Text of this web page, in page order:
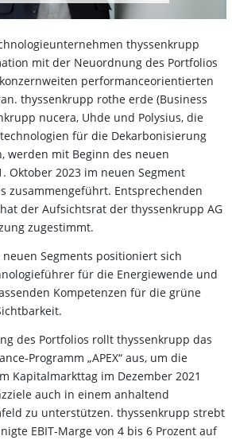
thyssenkrupp
mit der Neuordnung des Portfolios
performanceorientierten
thyssenkrupp rothe erde (Business
nucera, Uhde und Polysius, die
für die Dekarbonisierung
werden mit Beginn des neuen
Oktober 2023 im neuen Segment
zusammengeführt. Entsprechenden
der Aufsichtsrat der thyssenkrupp AG
zugestimmt.
Segments positioniert sich
für die Energiewende und
Kompetenzen für die grüne
des Portfolios rollt thyssenkrupp das
Programm „APEX“ aus, um die
Kapitalmarkttag im Dezember 2021
auch in einem anhaltend
zu unterstützen. thyssenkrupp strebt
EBIT-Marge von 4 bis 6 Prozent auf